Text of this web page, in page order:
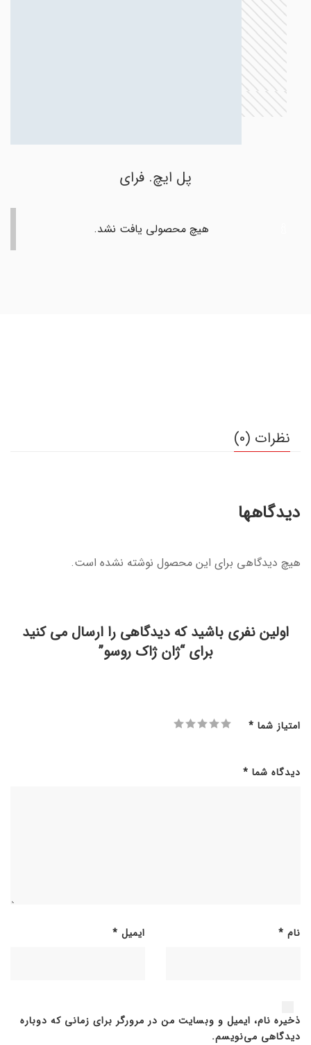
پل ایچ. فرای
هیچ محصولی یافت نشد.
نظرات (0)
دیدگاهها
هیچ دیدگاهی برای این محصول نوشته نشده است.
اولین نفری باشید که دیدگاهی را ارسال می کنید
برای “ژان ژاک روسو”
امتیاز شما *
دیدگاه شما *
نام * ایمیل *
ذخیره نام، ایمیل و وبسایت من در مرورگر برای زمانی که دوباره
دیدگاهی می‌نویسم.